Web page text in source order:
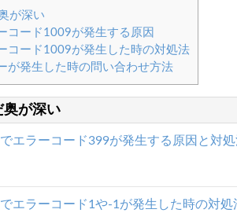
が深い
コード1009が発生する原因
コード1009が発生した時の対処法
が発生した時の問い合わせ方法
奥が深い
エラーコード399が発生する原因と対
エラーコード1や-1が発生した時の対処